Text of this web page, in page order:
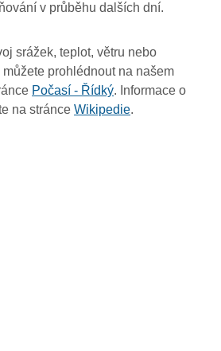
v průběhu dalších dní.
srážek, teplot, větru nebo
prohlédnout na našem
Počasí - Řídký. Informace o
na stránce Wikipedie.